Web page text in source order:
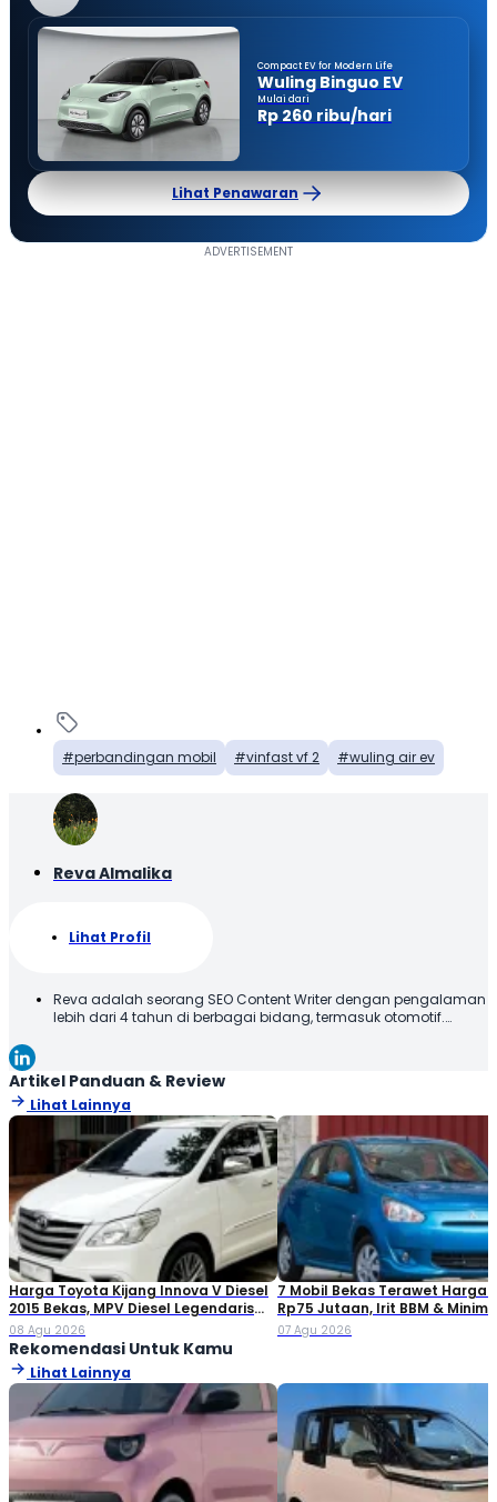
Compact EV for Modern Life
Wuling Binguo EV
Mulai dari
Rp 260 ribu/hari
Lihat Penawaran
perbandingan mobil vinfast vf 2 wuling air ev
Reva Almalika
Lihat Profil
Reva adalah seorang SEO Content Writer dengan pengalaman
lebih dari 4 tahun di berbagai bidang, termasuk otomotif.
informatif, menarik, dan mudah dipahami oleh pembaca.
Artikel Panduan & Review
Lihat Lainnya
Harga Toyota Kijang Innova V Diesel
2015 Bekas, MPV Diesel Legendaris
yang Masih Dicari
08 Agu 2026
7 Mobil Bekas Terawet Harga
Rp75 Jutaan, Irit BBM & Minim
07 Agu 2026
Rekomendasi Untuk Kamu
Lihat Lainnya